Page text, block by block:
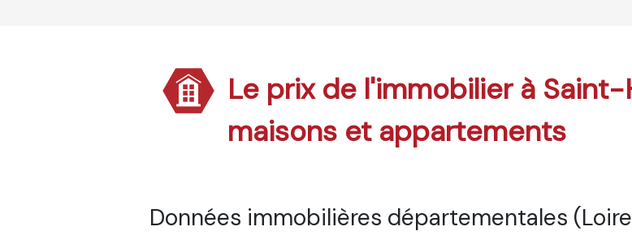
Le prix de l'immobilier à
maisons et appartements
Données immobilières départementales